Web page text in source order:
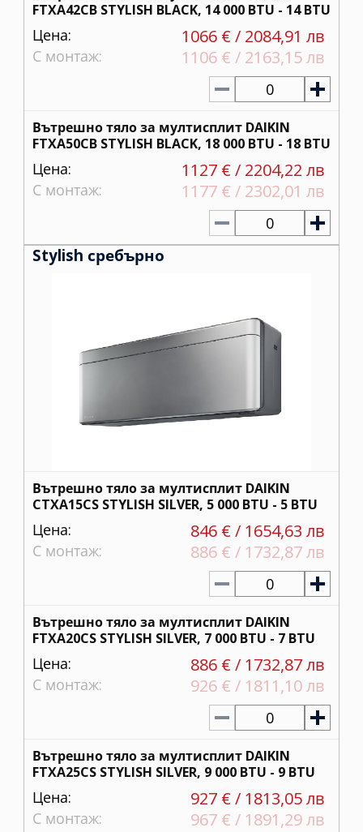
FTXA42CB STYLISH BLACK, 14 000 BTU - 14 BTU
Цена: 1066 € / 2084,91 лв
С монтаж: 1106 € / 2163,15 лв
0
Вътрешно тяло за мултисплит DAIKIN
FTXA50CB STYLISH BLACK, 18 000 BTU - 18 BTU
Цена: 1127 € / 2204,22 лв
С монтаж: 1177 € / 2302,01 лв
0
Stylish сребърно
Вътрешно тяло за мултисплит DAIKIN
CTXA15CS STYLISH SILVER, 5 000 BTU - 5 BTU
Цена: 846 € / 1654,63 лв
С монтаж: 886 € / 1732,87 лв
0
Вътрешно тяло за мултисплит DAIKIN
FTXA20CS STYLISH SILVER, 7 000 BTU - 7 BTU
Цена: 886 € / 1732,87 лв
С монтаж: 926 € / 1811,10 лв
0
Вътрешно тяло за мултисплит DAIKIN
FTXA25CS STYLISH SILVER, 9 000 BTU - 9 BTU
Цена: 927 € / 1813,05 лв
С монтаж: 967 € / 1891,29 лв